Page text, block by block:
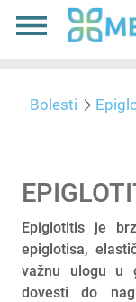
Bolesti
Epiglotitis je
epiglotisa,
važnu ulogu u
dovesti do